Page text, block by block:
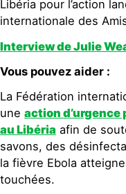
Libéria pour l’action
internationale des
Interview de Julie
Vous pouvez aider :
La Fédération
une action
au Libéria afin de
savons, des
la fièvre Ebola
touchées.